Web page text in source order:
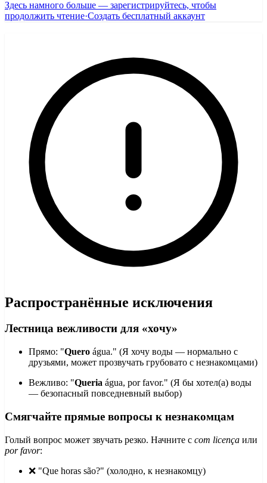
Здесь намного больше — зарегистрируйтесь, чтобы
продолжить чтение·Создать бесплатный аккаунт
Распространённые исключения
Лестница вежливости для «хочу»
Прямо: "Quero água." (Я хочу воды — нормально с
друзьями, может прозвучать грубовато с незнакомцами)
Вежливо: "Queria água, por favor." (Я бы хотел(а) воды
— безопасный повседневный выбор)
Смягчайте прямые вопросы к незнакомцам
Голый вопрос может звучать резко. Начните с com licença или
por favor:
❌ "Que horas são?" (холодно, к незнакомцу)